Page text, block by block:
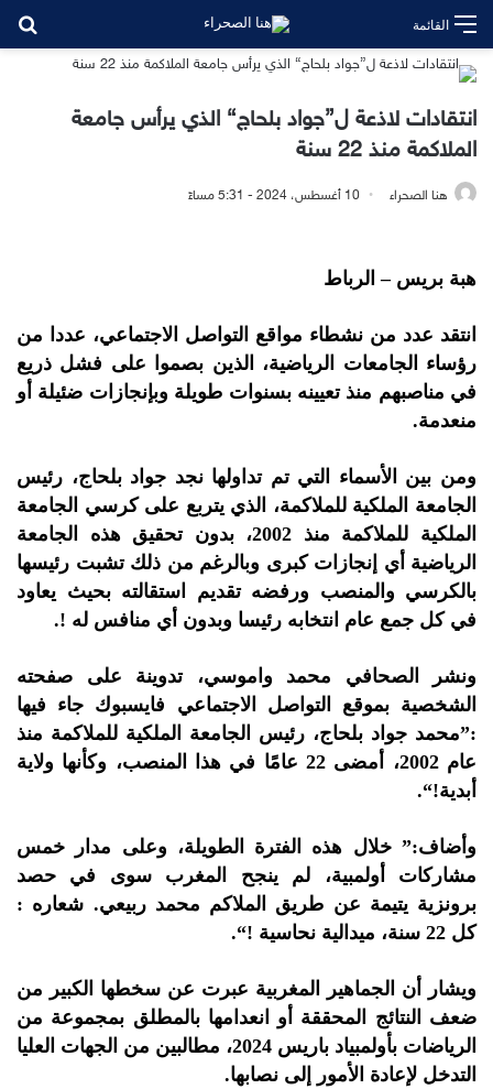
القائمة
انتقادات لاذعة ل”جواد بلحاج“ الذي يرأس جامعة
الملاكمة منذ 22 سنة
هنا الصحراء 10 أغسطس، 2024 - 5:31 مساءً
هبة بريس – الرباط
انتقد عدد من نشطاء مواقع التواصل الاجتماعي، عددا من
رؤساء الجامعات الرياضية، الذين بصموا على فشل ذريع
في مناصبهم منذ تعيينه بسنوات طويلة وبإنجازات ضئيلة أو
منعدمة.
ومن بين الأسماء التي تم تداولها نجد جواد بلحاج، رئيس
الجامعة الملكية للملاكمة، الذي يتربع على كرسي الجامعة
الملكية للملاكمة منذ 2002، بدون تحقيق هذه الجامعة
الرياضية أي إنجازات كبرى وبالرغم من ذلك تشبت رئيسها
بالكرسي والمنصب ورفضه تقديم استقالته بحيث يعاود
في كل جمع عام انتخابه رئيسا وبدون أي منافس له !.
ونشر الصحافي محمد واموسي، تدوينة على صفحته
الشخصية بموقع التواصل الاجتماعي فايسبوك جاء فيها
:”محمد جواد بلحاج، رئيس الجامعة الملكية للملاكمة منذ
عام 2002، أمضى 22 عامًا في هذا المنصب، وكأنها ولاية
أبدية!“.
وأضاف:” خلال هذه الفترة الطويلة، وعلى مدار خمس
مشاركات أولمبية، لم ينجح المغرب سوى في حصد
برونزية يتيمة عن طريق الملاكم محمد ربيعي. شعاره :
كل 22 سنة، ميدالية نحاسية !“.
ويشار أن الجماهير المغربية عبرت عن سخطها الكبير من
ضعف النتائج المحققة أو انعدامها بالمطلق بمجموعة من
الرياضات بأولمبياد باريس 2024، مطالبين من الجهات العليا
التدخل لإعادة الأمور إلى نصابها.